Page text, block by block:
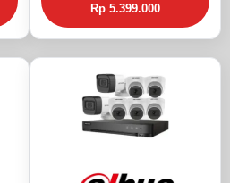
Rp 5.399.000